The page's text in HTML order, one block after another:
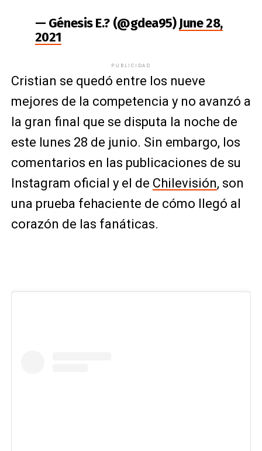
— Génesis E.? (@gdea95)June 28,
2021
PUBLICIDAD
Cristian se quedó entre los nueve
mejores de la competencia y no avanzó a
la gran final que se disputa la noche de
este lunes 28 de junio. Sin embargo, los
comentarios en las publicaciones de su
Instagram oficial y el de Chilevisión, son
una prueba fehaciente de cómo llegó al
corazón de las fanáticas.